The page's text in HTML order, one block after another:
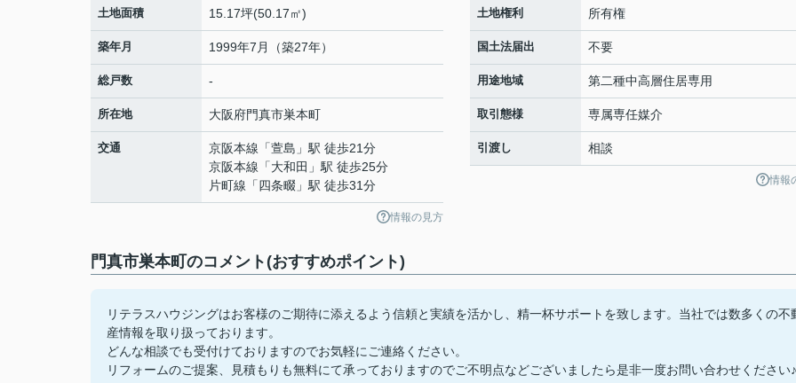
土地面積 15.17坪(50.17㎡)
築年月 1999年7月（築27年）
総戸数 -
所在地 大阪府門真市巣本町
交通 京阪本線 「萱島 」駅 徒歩21分
京阪本線 「大和田 」駅 徒歩25分
片町線 「四条畷 」駅 徒歩31分
情報の見方
土地権利 所有権
国土法届出 不要
用途地域 第二種中高層住居専用
取引態様 専属専任媒介
引渡し 相談
情報
門真市巣本町のコメント(おすすめポイント)
リテラスハウジングはお客様のご期待に添えるよう信頼と実績を活かし、精一杯サポートを致します。当社では数多くの不
産情報を取り扱っております。
どんな相談でも受付けておりますのでお気軽にご連絡ください。
リフォームのご提案、見積もりも無料にて承っておりますのでご不明点などございましたら是非一度お問い合わせください♪